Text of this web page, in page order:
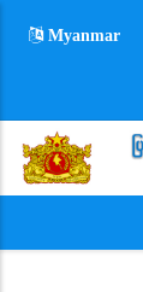
Myanmar